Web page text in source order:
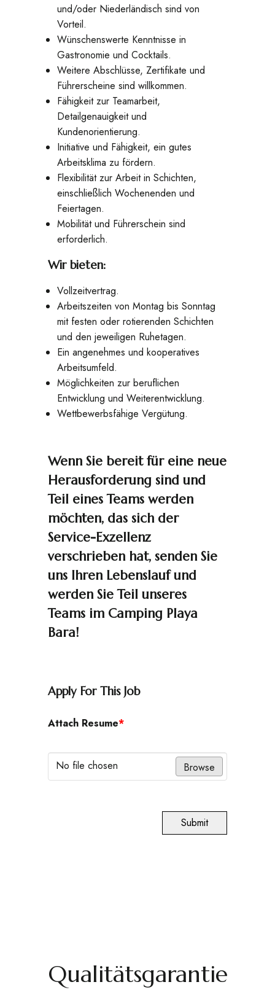
und/oder Niederländisch sind von
Vorteil.
Wünschenswerte Kenntnisse in
Gastronomie und Cocktails.
Weitere Abschlüsse, Zertifikate und
Führerscheine sind willkommen.
Fähigkeit zur Teamarbeit,
Detailgenauigkeit und
Kundenorientierung.
Initiative und Fähigkeit, ein gutes
Arbeitsklima zu fördern.
Flexibilität zur Arbeit in Schichten,
einschließlich Wochenenden und
Feiertagen.
Mobilität und Führerschein sind
erforderlich.
Wir bieten:
Vollzeitvertrag.
Arbeitszeiten von Montag bis Sonntag
mit festen oder rotierenden Schichten
und den jeweiligen Ruhetagen.
Ein angenehmes und kooperatives
Arbeitsumfeld.
Möglichkeiten zur beruflichen
Entwicklung und Weiterentwicklung.
Wettbewerbsfähige Vergütung.
Wenn Sie bereit für eine neue
Herausforderung sind und
Teil eines Teams werden
möchten, das sich der
Service-Exzellenz
verschrieben hat, senden Sie
uns Ihren Lebenslauf und
werden Sie Teil unseres
Teams im Camping Playa
Bara!
Apply For This Job
Attach Resume*
No file chosen Browse
Submit
Qualitätsgarantie